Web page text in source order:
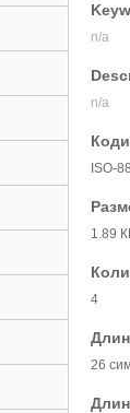
n/a
n/a
ISO-
1.89
4
26